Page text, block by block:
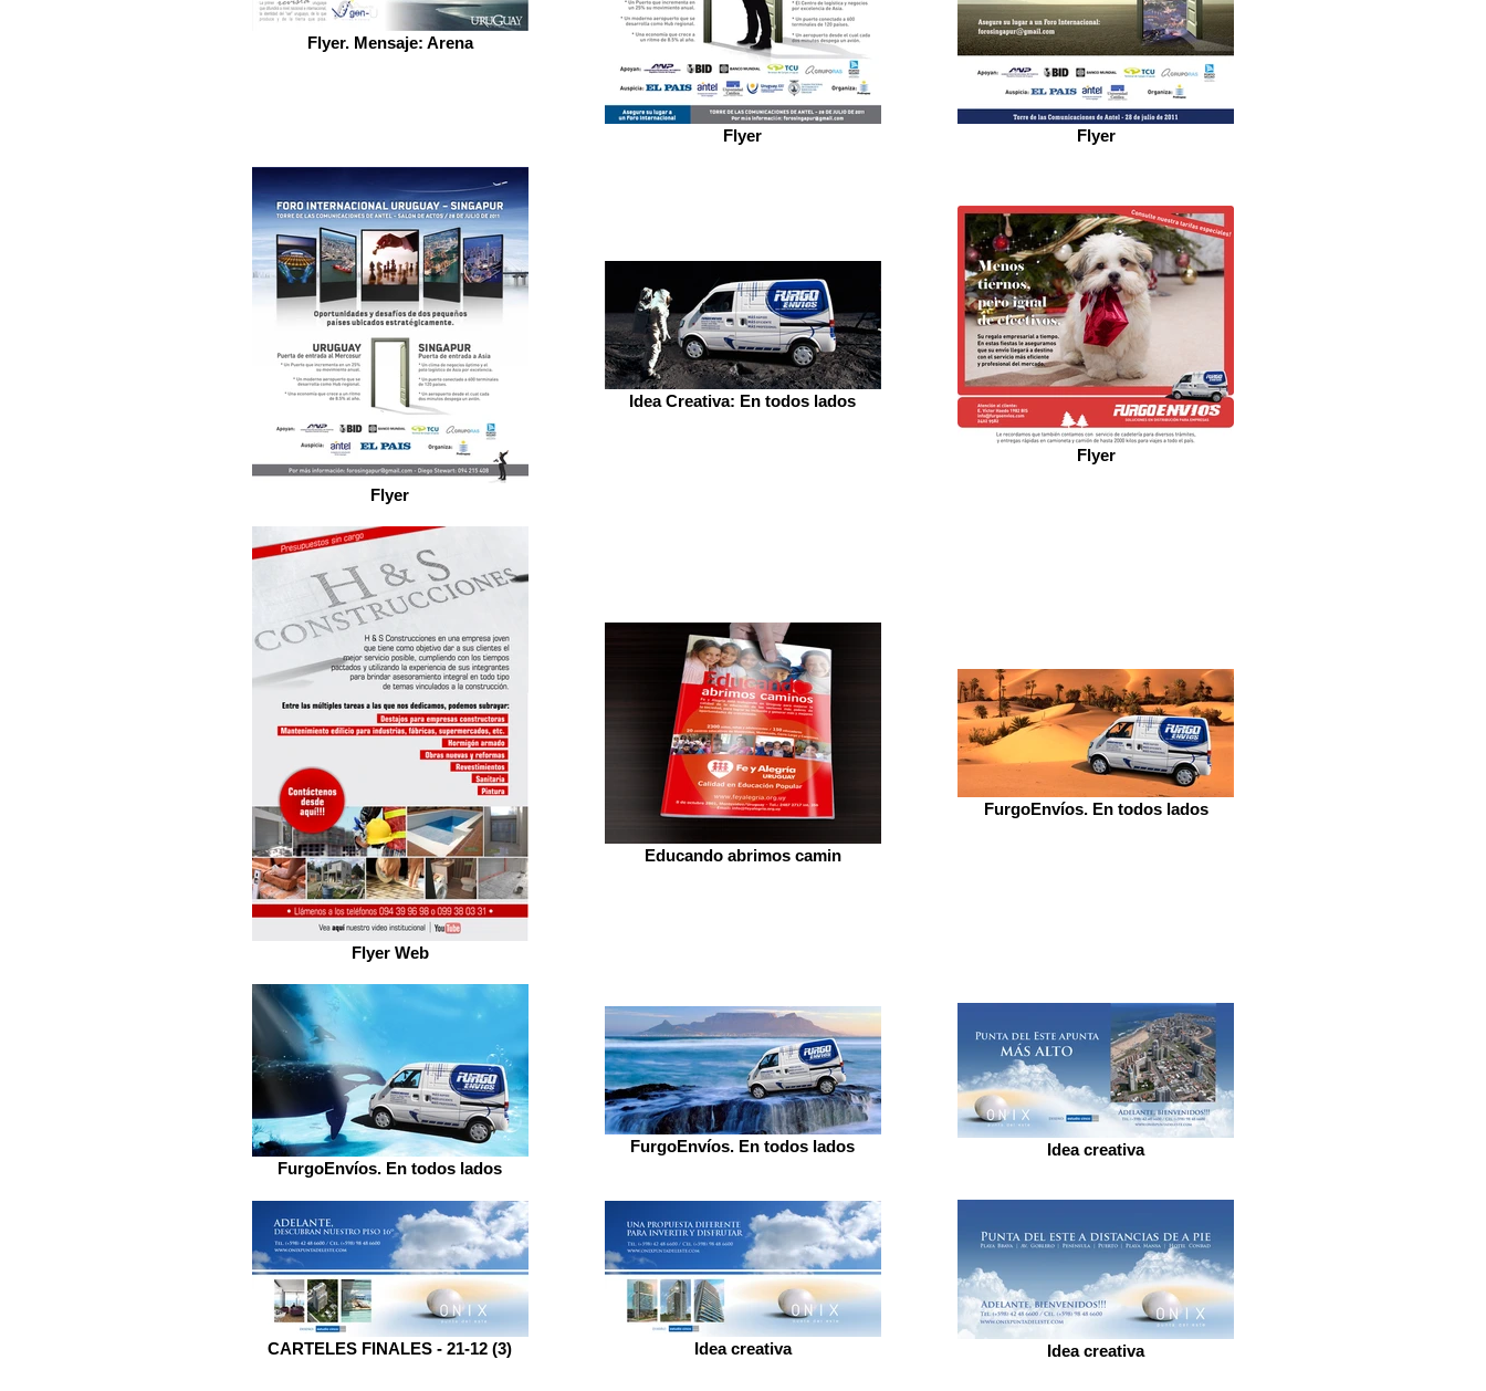
Flyer. Mensaje: Arena
Flyer Flyer
Flyer
Idea Creativa: En todos lados
Flyer
Flyer Web
Educando abrimos camin
FurgoEnvíos. En todos lados
FurgoEnvíos. En todos lados
FurgoEnvíos. En todos lados Idea creativa
CARTELES FINALES - 21-12 (3) Idea creativa Idea creativa